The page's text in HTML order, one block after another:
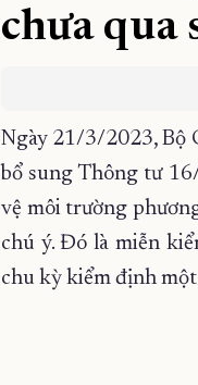
chưa qua
Ngày 21/3/2023, Bộ
bổ sung Thông tư
vệ môi trường
chú ý. Đó là miễn
chu kỳ kiểm định